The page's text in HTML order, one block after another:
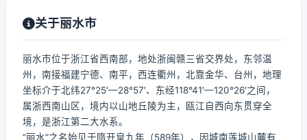
关于丽水市
丽水市位于浙江省西南部，地处浙闽赣三省交界处，东邻温
州，南接福建宁德、南平，西连衢州，北靠金华、台州，地理
坐标介于北纬27°25′—28°57′、东经118°41′—120°26′之间，
属浙西南山区，境内以山地丘陵为主，瓯江自西向东贯穿全
境，是浙江第二大水系。
“丽水”之名始见于隋开皇九年（589年），因城南莲城山麓有